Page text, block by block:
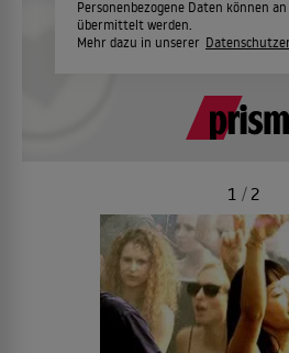
Personenbezogene Daten können
übermittelt werden.
Mehr dazu in unserer
1 / 2